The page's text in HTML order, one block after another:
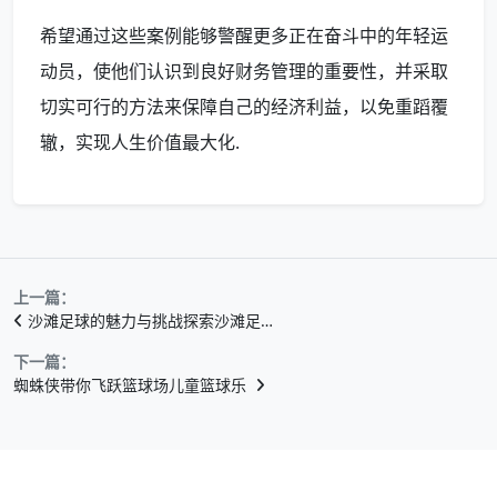
希望通过这些案例能够警醒更多正在奋斗中的年轻运
动员，使他们认识到良好财务管理的重要性，并采取
切实可行的方法来保障自己的经济利益，以免重蹈覆
辙，实现人生价值最大化.
上一篇：
沙滩足球的魅力与挑战探索沙滩足…
下一篇：
蜘蛛侠带你飞跃篮球场儿童篮球乐